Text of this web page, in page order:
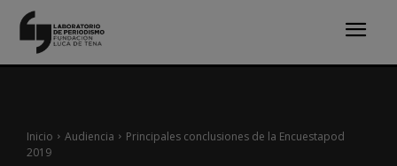
Inicio Audiencia
Principales conclusiones de la Encuestapod
2019